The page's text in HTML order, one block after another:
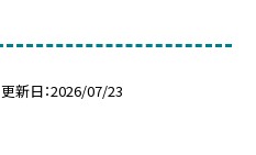
更新日 2026/07/23